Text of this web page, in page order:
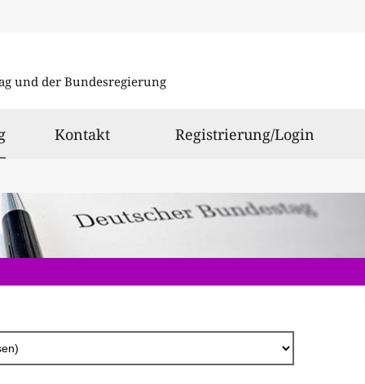
und der Bundesregierung
ausgewählt
Kontakt Registrierung/Login